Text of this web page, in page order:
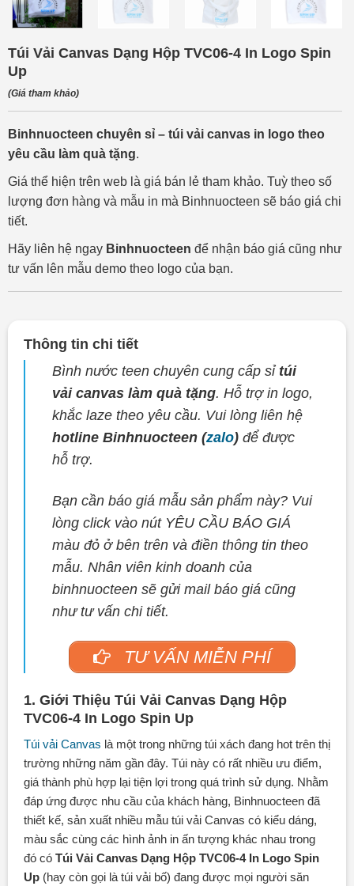
Túi Vải Canvas Dạng Hộp TVC06-4 In Logo Spin
Up
(Giá tham khảo)
Binhnuocteen chuyên sỉ – túi vải canvas in logo theo
yêu cầu làm quà tặng.
Giá thể hiện trên web là giá bán lẻ tham khảo. Tuỳ theo số
lượng đơn hàng và mẫu in mà Binhnuocteen sẽ báo giá chi
tiết.
Hãy liên hệ ngay Binhnuocteen để nhận báo giá cũng như
tư vấn lên mẫu demo theo logo của bạn.
Thông tin chi tiết
Bình nước teen chuyên cung cấp sỉtúi
vải canvas làm quà tặng. Hỗ trợ in logo,
khắc laze theo yêu cầu. Vui lòng liên hệ
hotline Binhnuocteen (zalo)để được
hỗ trợ.
Bạn cần báo giá mẫu sản phẩm này? Vui
lòng click vào nút YÊU CẦU BÁO GIÁ
màu đỏ ở bên trên và điền thông tin theo
mẫu. Nhân viên kinh doanh của
binhnuocteen sẽ gửi mail báo giá cũng
như tư vấn chi tiết.
TƯ VẤN MIỄN PHÍ
1. Giới Thiệu Túi Vải Canvas Dạng Hộp
TVC06-4 In Logo Spin Up
Túi vải Canvas là một trong những túi xách đang hot trên thị
trường những năm gần đây. Túi này có rất nhiều ưu điểm,
giá thành phù hợp lại tiện lợi trong quá trình sử dụng. Nhằm
đáp ứng được nhu cầu của khách hàng, Binhnuocteen đã
thiết kế, sản xuất nhiều mẫu túi vải Canvas có kiểu dáng,
màu sắc cùng các hình ảnh in ấn tượng khác nhau trong
đó có Túi Vải Canvas Dạng Hộp TVC06-4 In Logo Spin
Up(hay còn gọi là túi vải bố) đang được mọi người săn